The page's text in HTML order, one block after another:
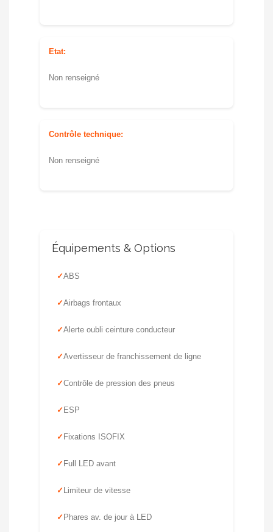
Etat:
Non renseigné
Contrôle technique:
Non renseigné
Équipements & Options
ABS
Airbags frontaux
Alerte oubli ceinture conducteur
Avertisseur de franchissement de ligne
Contrôle de pression des pneus
ESP
Fixations ISOFIX
Full LED avant
Limiteur de vitesse
Phares av. de jour à LED